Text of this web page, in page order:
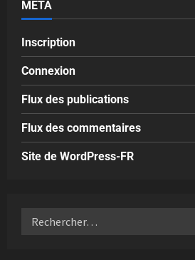
MÉTA
Inscription
Connexion
Flux des publications
Flux des commentaires
Site de WordPress-FR